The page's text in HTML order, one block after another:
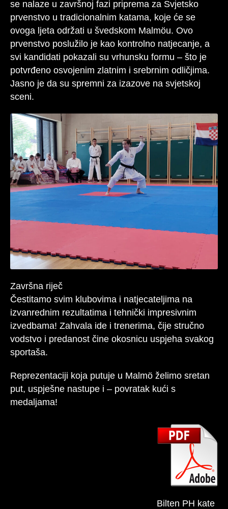
se nalaze u završnoj fazi priprema za Svjetsko
prvenstvo u tradicionalnim katama, koje će se
ovoga ljeta održati u švedskom Malmöu. Ovo
prvenstvo poslužilo je kao kontrolno natjecanje, a
svi kandidati pokazali su vrhunsku formu – što je
potvrđeno osvojenim zlatnim i srebrnim odličjima.
Jasno je da su spremni za izazove na svjetskoj
sceni.
Završna riječ
Čestitamo svim klubovima i natjecateljima na
izvanrednim rezultatima i tehnički impresivnim
izvedbama! Zahvala ide i trenerima, čije stručno
vodstvo i predanost čine okosnicu uspjeha svakog
sportaša.
Reprezentaciji koja putuje u Malmö želimo sretan
put, uspješne nastupe i – povratak kući s
medaljama!
Bilten PH kate